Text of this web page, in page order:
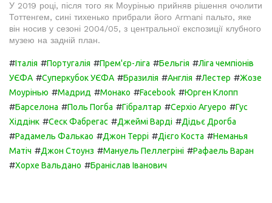
У 2019 році, після того як Моурінью прийняв рішення очолити
Тоттенгем, сині тихенько прибрали його Armani пальто, яке
він носив у сезоні 2004/05, з центральної експозиції клубного
музею на задній план.
#Італія #Португалія #Прем'єр-ліга #Бельгія #Ліга чемпіонів
УЄФА #Суперкубок УЄФА #Бразилія #Англія #Лестер #Жозе
Моурінью #Мадрид #Монако #Facebook #Юрген Клопп
#Барселона #Поль Погба #Гібралтар #Серхіо Агуеро #Гус
Хіддінк #Сеск Фабрегас #Джеймі Варді #Дідьє Дрогба
#Радамель Фалькао #Джон Террі #Дієго Коста #Неманья
Матіч #Джон Стоунз #Мануель Пеллегріні #Рафаель Варан
#Хорхе Вальдано #Браніслав Іванович